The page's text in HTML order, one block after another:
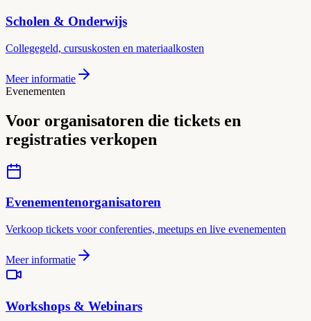
Scholen & Onderwijs
Collegegeld, cursuskosten en materiaalkosten
Meer informatie
Evenementen
Voor organisatoren die tickets en
registraties verkopen
Evenementenorganisatoren
Verkoop tickets voor conferenties, meetups en live evenementen
Meer informatie
Workshops & Webinars